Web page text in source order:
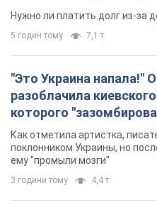
Нужно ли платить долг из-за
5 годин тому 7,1 т.
"Это Украина напала!"
разоблачила
которого
русского не знал, а
геноцида украинцев
Как отметила артистка,
поклонником Украины, но
ему "промыли мозги"
3 години тому 4,4 т.